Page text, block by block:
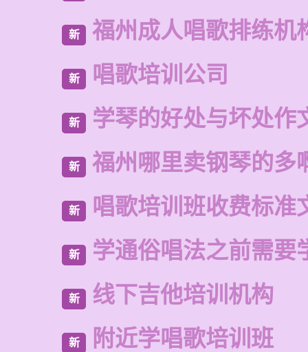
新 福州成人唱歌排练机
新 唱歌培训公司
新 学琴的好处与坏处作
新 福州哪里卖钢琴的多
新 唱歌培训班收费标准
新 学通俗唱法之前需要
新 线下吉他培训机构
新 附近学唱歌培训班